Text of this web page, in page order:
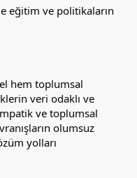
eğitim ve politikaların
hem toplumsal
veri odaklı ve
ve toplumsal
olumsuz
yolları